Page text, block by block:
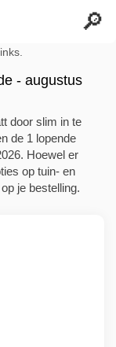
- augustus
door slim in te
de 1 lopende
Hoewel er
op tuin- en
je bestelling.